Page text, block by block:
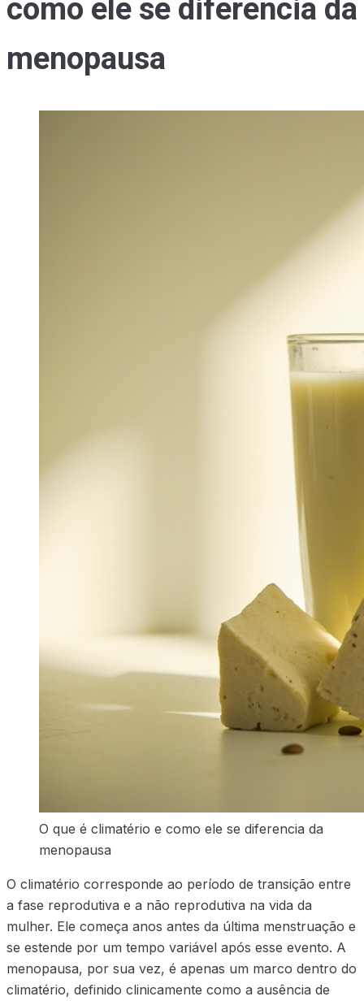
como ele se diferencia da
menopausa
O que é climatério e como ele se diferencia da
menopausa
O climatério corresponde ao período de transição entre
a fase reprodutiva e a não reprodutiva na vida da
mulher. Ele começa anos antes da última menstruação e
se estende por um tempo variável após esse evento. A
menopausa, por sua vez, é apenas um marco dentro do
climatério, definido clinicamente como a ausência de